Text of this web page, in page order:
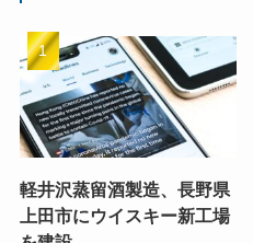
軽井沢蒸留酒製造、長野県
上田市にウイスキー新工場